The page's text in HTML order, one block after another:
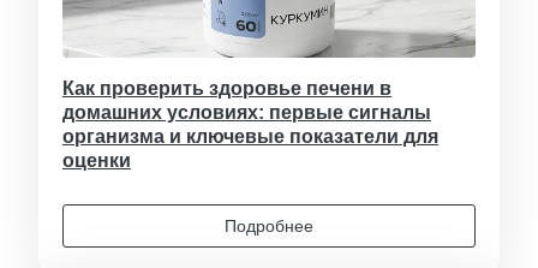
Как проверить здоровье печени в
домашних условиях: первые сигналы
организма и ключевые показатели для
оценки
Подробнее